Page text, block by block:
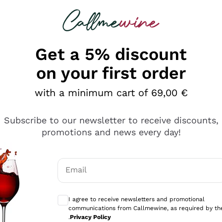
looking for
è male ma secondo me ci sono alternative che
Get a 5% discount
on your first order
with a minimum cart of 69,00 €
Subscribe to our newsletter to receive discounts,
promotions and news every day!
Email
I agree to receive newsletters and promotional
communications from Callmewine, as required by
.Privacy Policy